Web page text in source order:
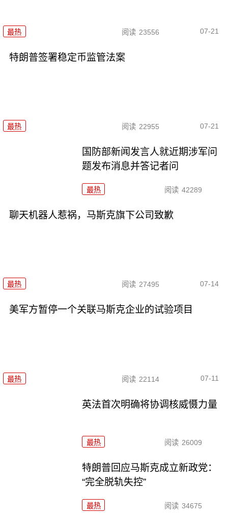
最热 阅读 23556 07-21
特朗普签署稳定币监管法案
最热 阅读 22955 07-21
国防部新闻发言人就近期涉军问
题发布消息并答记者问
最热 阅读 42289
聊天机器人惹祸，马斯克旗下公司致歉
最热 阅读 27495 07-14
美军方暂停一个关联马斯克企业的试验项目
最热 阅读 22114 07-11
英法首次明确将协调核威慑力量
最热 阅读 26009
特朗普回应马斯克成立新政党：
“完全脱轨失控”
最热 阅读 34675